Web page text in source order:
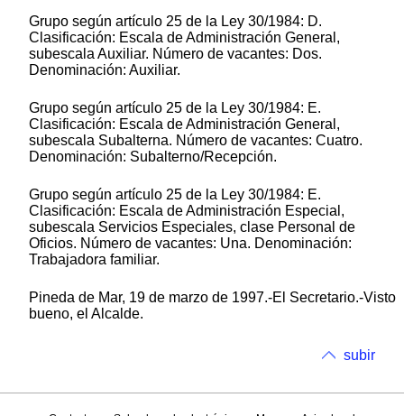
Grupo según artículo 25 de la Ley 30/1984: D.
Clasificación: Escala de Administración General,
subescala Auxiliar. Número de vacantes: Dos.
Denominación: Auxiliar.
Grupo según artículo 25 de la Ley 30/1984: E.
Clasificación: Escala de Administración General,
subescala Subalterna. Número de vacantes: Cuatro.
Denominación: Subalterno/Recepción.
Grupo según artículo 25 de la Ley 30/1984: E.
Clasificación: Escala de Administración Especial,
subescala Servicios Especiales, clase Personal de
Oficios. Número de vacantes: Una. Denominación:
Trabajadora familiar.
Pineda de Mar, 19 de marzo de 1997.-El Secretario.-Visto
bueno, el Alcalde.
subir